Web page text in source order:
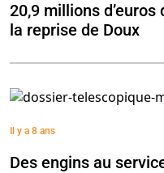
20,9 millions
la reprise de Doux
Il y a 8 ans
Des engins au